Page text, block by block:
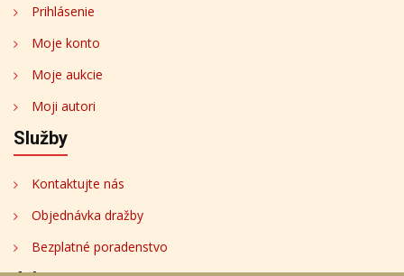
Prihlásenie
Moje konto
Moje aukcie
Moji autori
Služby
Kontaktujte nás
Objednávka dražby
Bezplatné poradenstvo